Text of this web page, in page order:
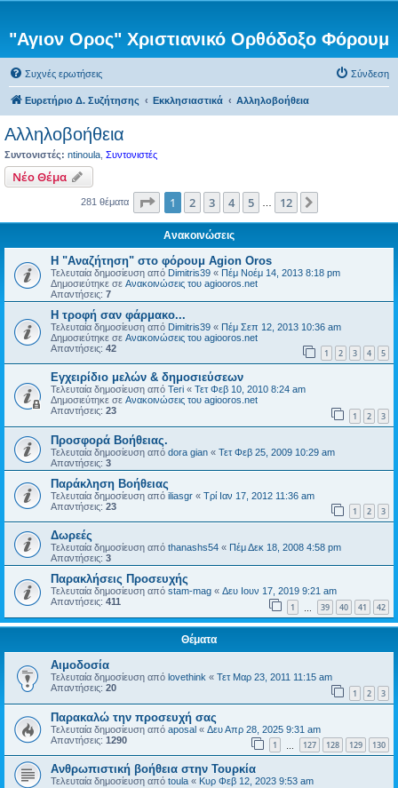
"Αγιον Ορος" Χριστιανικό Ορθόδοξο Φόρουμ
Συχνές ερωτήσεις Σύνδεση
Ευρετήριο Δ. Συζήτησης Εκκλησιαστικά Αλληλοβοήθεια
Αλληλοβοήθεια
Συντονιστές: ntinoula Συντονιστές
Νέο Θέμα
281 θέματα Σελίδα από12
1 2 3 4 5 12
Ανακοινώσεις
Η "Αναζήτηση" στο φόρουμ Agion Oros
Τελευταία δημοσίευση από Dimitris39 « Πέμ Νοέμ 14, 2013 8:18 pm
Δημοσιεύτηκε σε Ανακοινώσεις του agiooros.net
Απαντήσεις: 7
H τροφή σαν φάρμακο...
Τελευταία δημοσίευση από Dimitris39 « Πέμ Σεπ 12, 2013 10:36 am
Δημοσιεύτηκε σε Ανακοινώσεις του agiooros.net
Απαντήσεις: 42 1 2 3 4 5
Εγχειρίδιο μελών & δημοσιεύσεων
Τελευταία δημοσίευση από Teri « Τετ Φεβ 10, 2010 8:24 am
Δημοσιεύτηκε σε Ανακοινώσεις του agiooros.net
Απαντήσεις: 23 1 2 3
Προσφορά Βοήθειας.
Τελευταία δημοσίευση από dora gian « Τετ Φεβ 25, 2009 10:29 am
Απαντήσεις: 3
Παράκληση Βοήθειας
Τελευταία δημοσίευση από iliasgr « Τρί Ιαν 17, 2012 11:36 am
Απαντήσεις: 23 1 2 3
Δωρεές
Τελευταία δημοσίευση από thanashs54 « Πέμ Δεκ 18, 2008 4:58 pm
Απαντήσεις: 3
Παρακλήσεις Προσευχής
Τελευταία δημοσίευση από stam-mag « Δευ Ιουν 17, 2019 9:21 am
Απαντήσεις: 411 1 39 40 41 42
Θέματα
Αιμοδοσία
Τελευταία δημοσίευση από lovethink « Τετ Μαρ 23, 2011 11:15 am
Απαντήσεις: 20 1 2 3
Παρακαλώ την προσευχή σας
Τελευταία δημοσίευση από aposal « Δευ Απρ 28, 2025 9:31 am
Απαντήσεις: 1290 1 127 128 129 130
Ανθρωπιστική βοήθεια στην Τουρκία
Τελευταία δημοσίευση από toula « Κυρ Φεβ 12, 2023 9:53 am